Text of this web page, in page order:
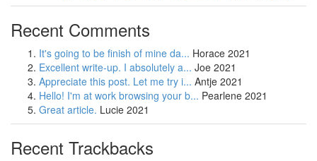
Recent Comments
It's going to be finish of mine da... Horace 2021
Excellent write-up. I absolutely a... Joe 2021
Appreciate this post. Let me try i... Antje 2021
Hello! I'm at work browsing your b... Pearlene 2021
Great article. Lucie 2021
Recent Trackbacks